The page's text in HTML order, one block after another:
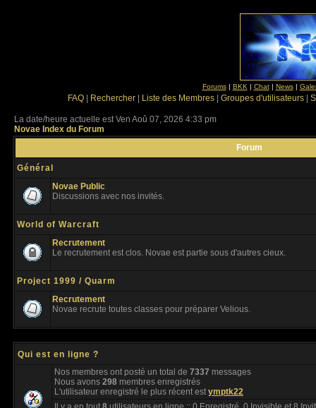
Forums| BKK | Chat| News|
FAQ Rechercher Liste des Membres Groupes d'utilisateurs
La date/heure actuelle est Ven Aoû 07, 2026 4:33 pm
Novae Index du Forum
Forum
Général
Novae Public
Discussions avec nos invités.
World of Warcraft
Recrutement
Le recrutement est clos. Novae est partie sous d'autres cieux.
Project 1999 / Quarm
Recrutement
Novae recrute toutes classes pour préparer Velious.
Qui est en ligne ?
Nos membres ont posté un total de 7337 messages
Nous avons 298 membres enregistrés
L'utilisateur enregistré le plus récent estymptk22